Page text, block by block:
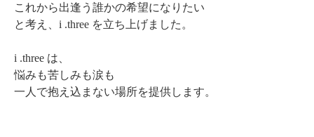
これから出逢う誰かの希望になりたい
と考え、i .three を立ち上げました。
i .three は、
悩みも苦しみも涙も
一人で抱え込まない場所を提供します。